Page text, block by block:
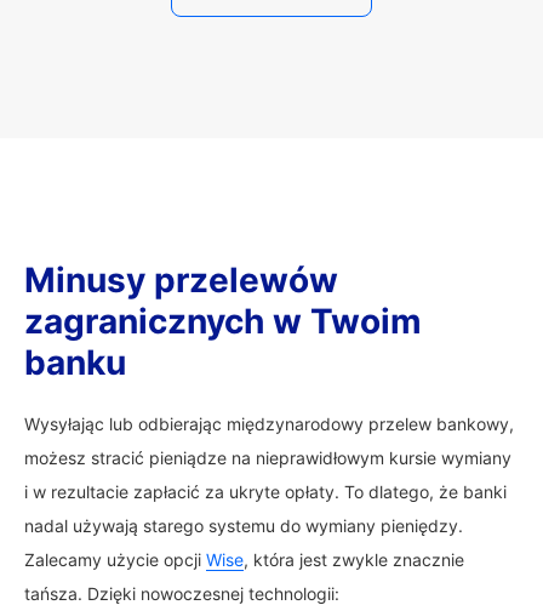
Minusy przelewów
zagranicznych w Twoim
banku
Wysyłając lub odbierając międzynarodowy przelew bankowy,
możesz stracić pieniądze na nieprawidłowym kursie wymiany
i w rezultacie zapłacić za ukryte opłaty. To dlatego, że banki
nadal używają starego systemu do wymiany pieniędzy.
Zalecamy użycie opcji Wise, która jest zwykle znacznie
tańsza. Dzięki nowoczesnej technologii: